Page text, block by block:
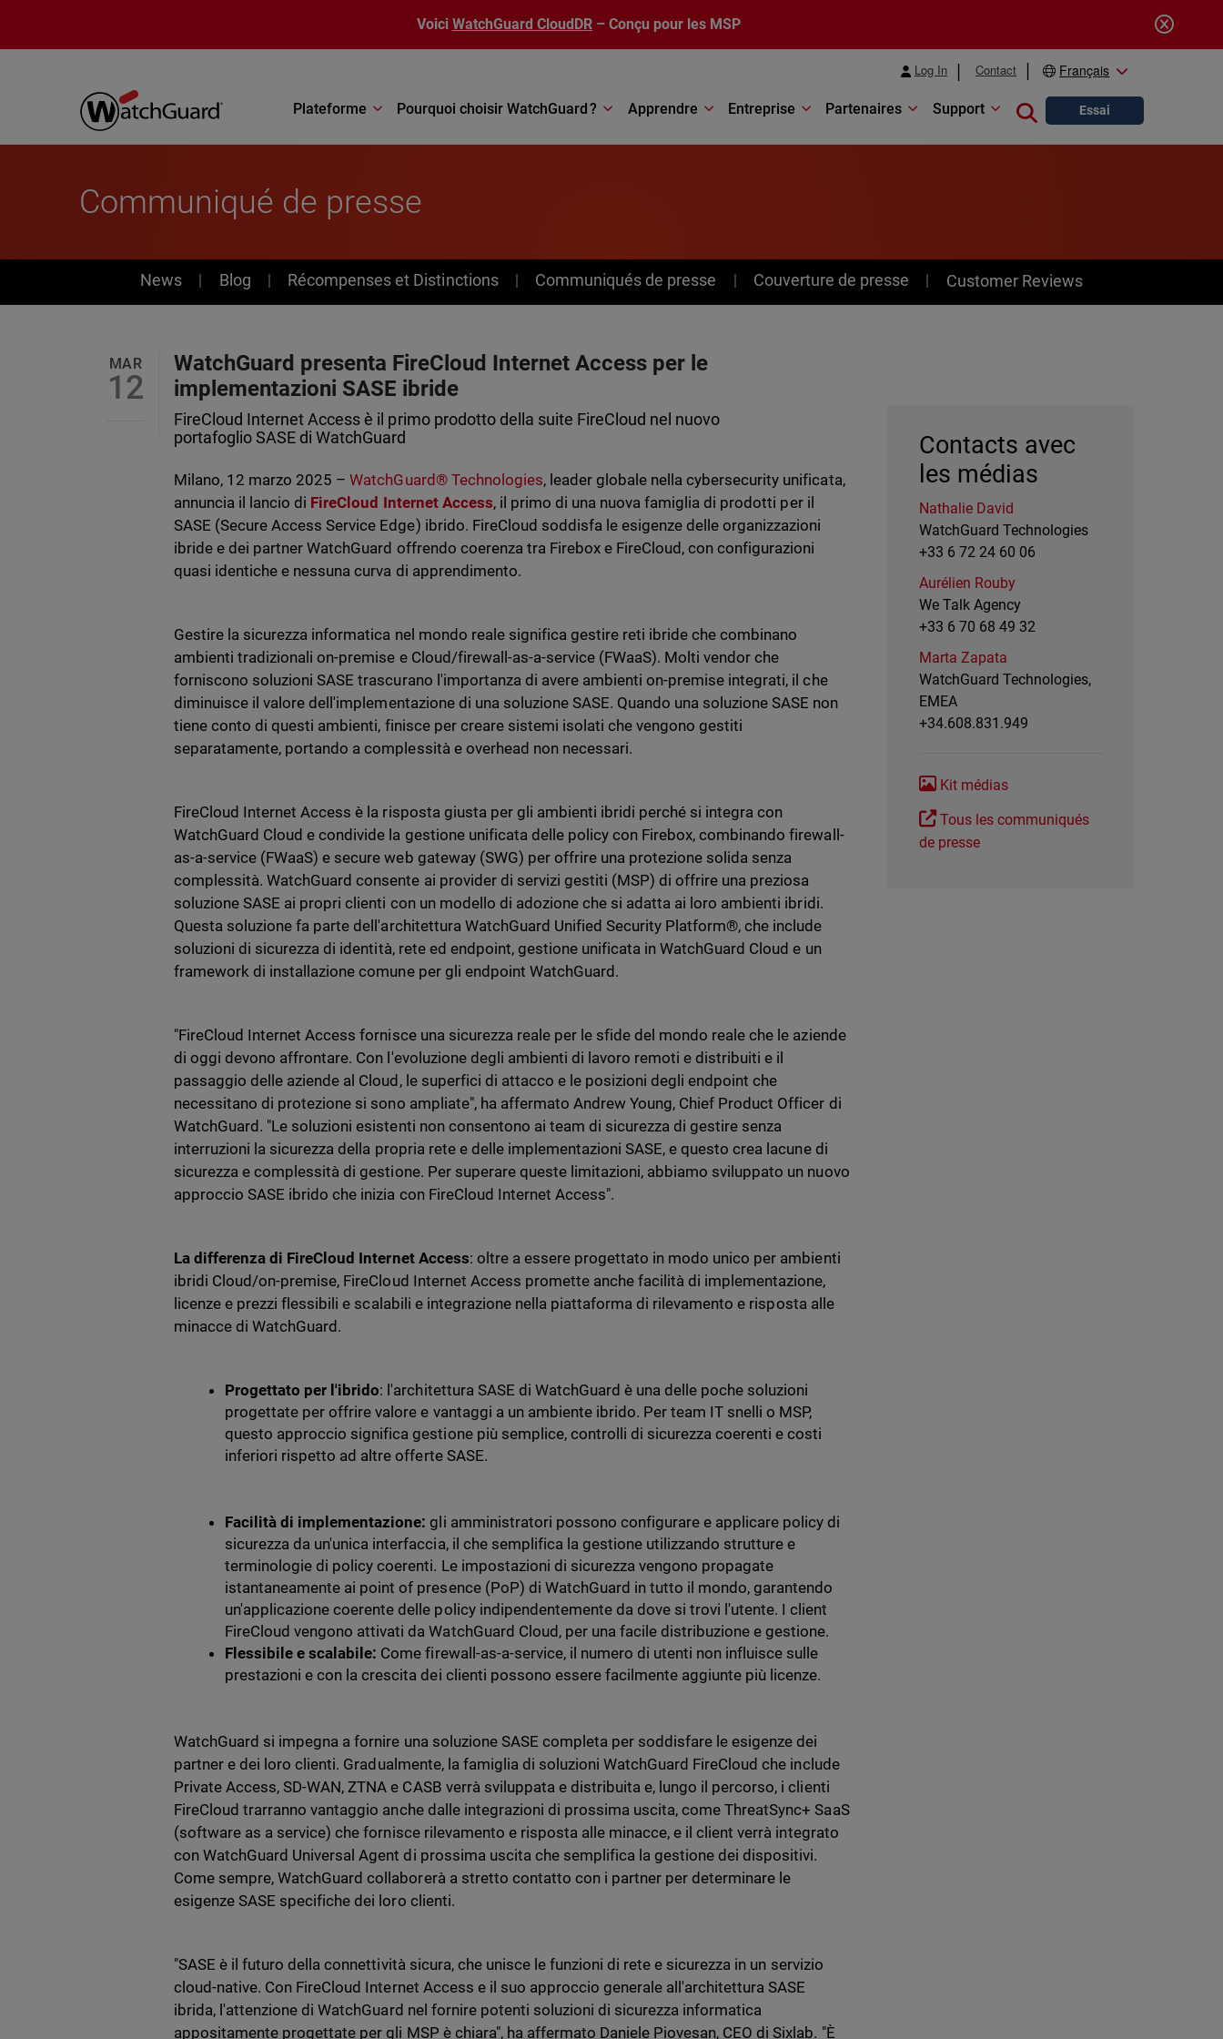
Voici WatchGuard CloudDR – Conçu pour les MSP
Log In Contact Français
Plateforme Pourquoi choisir WatchGuard ? Apprendre Entreprise Partenaires Support Close search
Essai
Communiqué de presse
News
News Blog Récompenses et Distinctions Communiqués de presse Couverture de presse Customer Reviews
MAR
12
WatchGuard presenta FireCloud Internet Access per le
implementazioni SASE ibride
FireCloud Internet Access è il primo prodotto della suite FireCloud nel nuovo
portafoglio SASE di WatchGuard
Milano, 12 marzo 2025 – WatchGuard® Technologies, leader globale nella cybersecurity unificata,
annuncia il lancio di FireCloud Internet Access, il primo di una nuova famiglia di prodotti per il
SASE (Secure Access Service Edge) ibrido. FireCloud soddisfa le esigenze delle organizzazioni
ibride e dei partner WatchGuard offrendo coerenza tra Firebox e FireCloud, con configurazioni
quasi identiche e nessuna curva di apprendimento.
Gestire la sicurezza informatica nel mondo reale significa gestire reti ibride che combinano
ambienti tradizionali on-premise e Cloud/firewall-as-a-service (FWaaS). Molti vendor che
forniscono soluzioni SASE trascurano l'importanza di avere ambienti on-premise integrati, il che
diminuisce il valore dell'implementazione di una soluzione SASE. Quando una soluzione SASE non
tiene conto di questi ambienti, finisce per creare sistemi isolati che vengono gestiti
separatamente, portando a complessità e overhead non necessari.
FireCloud Internet Access è la risposta giusta per gli ambienti ibridi perché si integra con
WatchGuard Cloud e condivide la gestione unificata delle policy con Firebox, combinando firewall-
as-a-service (FWaaS) e secure web gateway (SWG) per offrire una protezione solida senza
complessità. WatchGuard consente ai provider di servizi gestiti (MSP) di offrire una preziosa
soluzione SASE ai propri clienti con un modello di adozione che si adatta ai loro ambienti ibridi.
Questa soluzione fa parte dell'architettura WatchGuard Unified Security Platform®, che include
soluzioni di sicurezza di identità, rete ed endpoint, gestione unificata in WatchGuard Cloud e un
framework di installazione comune per gli endpoint WatchGuard.
"FireCloud Internet Access fornisce una sicurezza reale per le sfide del mondo reale che le aziende
di oggi devono affrontare. Con l'evoluzione degli ambienti di lavoro remoti e distribuiti e il
passaggio delle aziende al Cloud, le superfici di attacco e le posizioni degli endpoint che
necessitano di protezione si sono ampliate", ha affermato Andrew Young, Chief Product Officer di
WatchGuard. "Le soluzioni esistenti non consentono ai team di sicurezza di gestire senza
interruzioni la sicurezza della propria rete e delle implementazioni SASE, e questo crea lacune di
sicurezza e complessità di gestione. Per superare queste limitazioni, abbiamo sviluppato un nuovo
approccio SASE ibrido che inizia con FireCloud Internet Access".
La differenza di FireCloud Internet Access: oltre a essere progettato in modo unico per ambienti
ibridi Cloud/on-premise, FireCloud Internet Access promette anche facilità di implementazione,
licenze e prezzi flessibili e scalabili e integrazione nella piattaforma di rilevamento e risposta alle
minacce di WatchGuard.
Progettato per l'ibrido: l'architettura SASE di WatchGuard è una delle poche soluzioni
progettate per offrire valore e vantaggi a un ambiente ibrido. Per team IT snelli o MSP,
questo approccio significa gestione più semplice, controlli di sicurezza coerenti e costi
inferiori rispetto ad altre offerte SASE.
Facilità di implementazione: gli amministratori possono configurare e applicare policy di
sicurezza da un'unica interfaccia, il che semplifica la gestione utilizzando strutture e
terminologie di policy coerenti. Le impostazioni di sicurezza vengono propagate
istantaneamente ai point of presence (PoP) di WatchGuard in tutto il mondo, garantendo
un'applicazione coerente delle policy indipendentemente da dove si trovi l'utente. I client
FireCloud vengono attivati da WatchGuard Cloud, per una facile distribuzione e gestione.
Flessibile e scalabile: Come firewall-as-a-service, il numero di utenti non influisce sulle
prestazioni e con la crescita dei clienti possono essere facilmente aggiunte più licenze.
WatchGuard si impegna a fornire una soluzione SASE completa per soddisfare le esigenze dei
partner e dei loro clienti. Gradualmente, la famiglia di soluzioni WatchGuard FireCloud che include
Private Access, SD-WAN, ZTNA e CASB verrà sviluppata e distribuita e, lungo il percorso, i clienti
FireCloud trarranno vantaggio anche dalle integrazioni di prossima uscita, come ThreatSync+ SaaS
(software as a service) che fornisce rilevamento e risposta alle minacce, e il client verrà integrato
con WatchGuard Universal Agent di prossima uscita che semplifica la gestione dei dispositivi.
Come sempre, WatchGuard collaborerà a stretto contatto con i partner per determinare le
esigenze SASE specifiche dei loro clienti.
"SASE è il futuro della connettività sicura, che unisce le funzioni di rete e sicurezza in un servizio
cloud-native. Con FireCloud Internet Access e il suo approccio generale all'architettura SASE
ibrida, l'attenzione di WatchGuard nel fornire potenti soluzioni di sicurezza informatica
appositamente progettate per gli MSP è chiara", ha affermato Daniele Piovesan, CEO di Sixlab. "È
Contacts avec
les médias
Nathalie David
WatchGuard Technologies
+33 6 72 24 60 06
Aurélien Rouby
We Talk Agency
+33 6 70 68 49 32
Marta Zapata
WatchGuard Technologies,
EMEA
+34.608.831.949
Kit médias
Tous les communiqués
de presse